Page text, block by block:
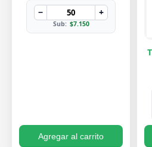
− +
Sub: $7.150
Agregar al carrito